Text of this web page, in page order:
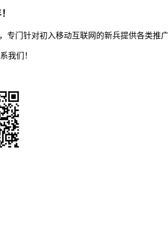
专门针对初入移动互联网的新兵提供各类推
我们！